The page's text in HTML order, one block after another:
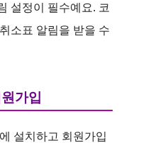
설정이 필수예요. 코
소표 알림을 받을 수
가입
설치하고 회원가입